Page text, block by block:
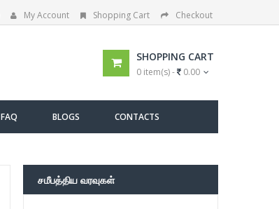
My Account Shopping Cart Checkout
SHOPPING CART
0 item(s) - 0.00
FAQ BLOGS CONTACTS
சமீபத்திய வரவுகள்